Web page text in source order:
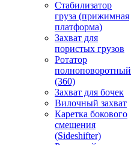
Стабилизатор
груза (прижимная
платформа)
Захват для
пористых грузов
Ротатор
полноповоротный
(360)
Захват для бочек
Вилочный захват
Каретка бокового
смещения
(Sideshifter)